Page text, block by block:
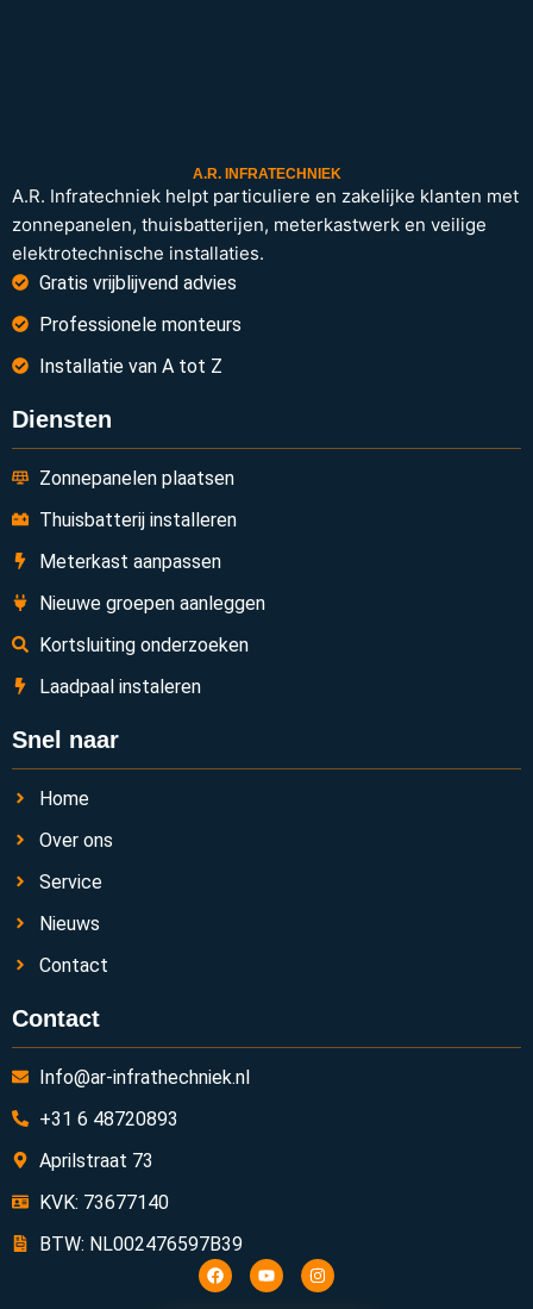
A.R. INFRATECHNIEK
A.R. Infratechniek helpt particuliere en zakelijke klanten met
zonnepanelen, thuisbatterijen, meterkastwerk en veilige
elektrotechnische installaties.
Gratis vrijblijvend advies
Professionele monteurs
Installatie van A tot Z
Diensten
Zonnepanelen plaatsen
Thuisbatterij installeren
Meterkast aanpassen
Nieuwe groepen aanleggen
Kortsluiting onderzoeken
Laadpaal instaleren
Snel naar
Home
Over ons
Service
Nieuws
Contact
Contact
Info@ar-infrathechniek.nl
+31 6 48720893
Aprilstraat 73
KVK: 73677140
BTW: NL002476597B39